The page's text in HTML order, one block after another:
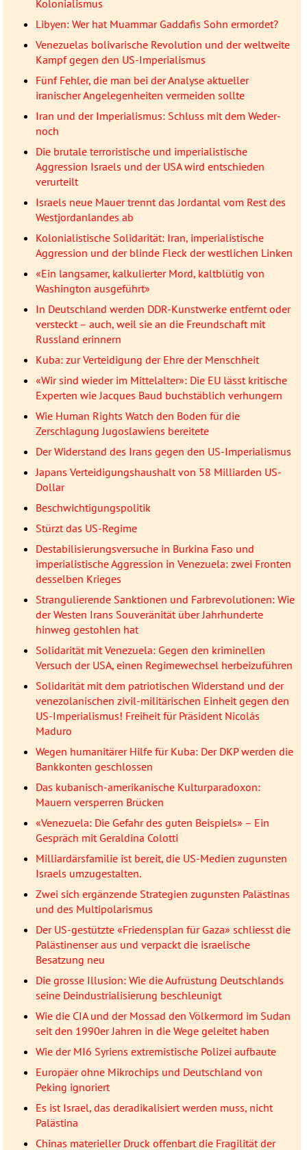
Kolonialismus
Libyen: Wer hat Muammar Gaddafis Sohn ermordet?
Venezuelas bolivarische Revolution und der weltweite
Kampf gegen den US-Imperialismus
Fünf Fehler, die man bei der Analyse aktueller
iranischer Angelegenheiten vermeiden sollte
Iran und der Imperialismus: Schluss mit dem Weder-
noch
Die brutale terroristische und imperialistische
Aggression Israels und der USA wird entschieden
verurteilt
Israels neue Mauer trennt das Jordantal vom Rest des
Westjordanlandes ab
Kolonialistische Solidarität: Iran, imperialistische
Aggression und der blinde Fleck der westlichen Linken
«Ein langsamer, kalkulierter Mord, kaltblütig von
Washington ausgeführt»
In Deutschland werden DDR-Kunstwerke entfernt oder
versteckt – auch, weil sie an die Freundschaft mit
Russland erinnern
Kuba: zur Verteidigung der Ehre der Menschheit
«Wir sind wieder im Mittelalter»: Die EU lässt kritische
Experten wie Jacques Baud buchstäblich verhungern
Wie Human Rights Watch den Boden für die
Zerschlagung Jugoslawiens bereitete
Der Widerstand des Irans gegen den US-Imperialismus
Japans Verteidigungshaushalt von 58 Milliarden US-
Dollar
Beschwichtigungspolitik
Stürzt das US-Regime
Destabilisierungsversuche in Burkina Faso und
imperialistische Aggression in Venezuela: zwei Fronten
desselben Krieges
Strangulierende Sanktionen und Farbrevolutionen: Wie
der Westen Irans Souveränität über Jahrhunderte
hinweg gestohlen hat
Solidarität mit Venezuela: Gegen den kriminellen
Versuch der USA, einen Regimewechsel herbeizuführen
Solidarität mit dem patriotischen Widerstand und der
venezolanischen zivil-militärischen Einheit gegen den
US-Imperialismus! Freiheit für Präsident Nicolás
Maduro
Wegen humanitärer Hilfe für Kuba: Der DKP werden die
Bankkonten geschlossen
Das kubanisch-amerikanische Kulturparadoxon:
Mauern versperren Brücken
«Venezuela: Die Gefahr des guten Beispiels» – Ein
Gespräch mit Geraldina Colotti
Milliardärsfamilie ist bereit, die US-Medien zugunsten
Israels umzugestalten.
Zwei sich ergänzende Strategien zugunsten Palästinas
und des Multipolarismus
Der US-gestützte «Friedensplan für Gaza» schliesst die
Palästinenser aus und verpackt die israelische
Besatzung neu
Die grosse Illusion: Wie die Aufrüstung Deutschlands
seine Deindustrialisierung beschleunigt
Wie die CIA und der Mossad den Völkermord im Sudan
seit den 1990er Jahren in die Wege geleitet haben
Wie der MI6 Syriens extremistische Polizei aufbaute
Europäer ohne Mikrochips und Deutschland von
Peking ignoriert
Es ist Israel, das deradikalisiert werden muss, nicht
Palästina
Chinas materieller Druck offenbart die Fragilität der